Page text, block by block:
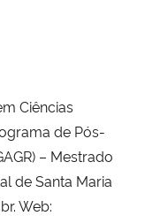
Ciências
de Pós-
– Mestrado
de Santa Maria
Web: